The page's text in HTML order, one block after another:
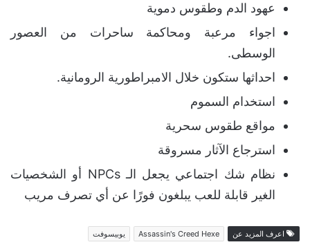
عهود الدم وطقوس دموية
اجواء مرعبة ومحاكمة ساحرات من العصور
الوسطى.
احداثها ستكون خلال الامبراطورية الرومانية.
استخدام السموم
مواقع طقوس سحرية
استرجاع الآثار مسروقة
نظام شك اجتماعي يجعل الـ NPCs أو الشخصيات
الغير قابلة للعب يبلغون فورًا عن أي تصرف مريب
اعرف المزيد عن Assassin's Creed Hexe يوبيسوفت